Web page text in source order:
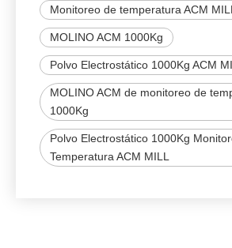
Monitoreo de temperatura ACM MILL
MOLINO ACM 1000Kg
Polvo Electrostático 1000Kg ACM
MOLINO ACM de monitoreo de
1000Kg
Polvo Electrostático 1000Kg
Temperatura ACM MILL